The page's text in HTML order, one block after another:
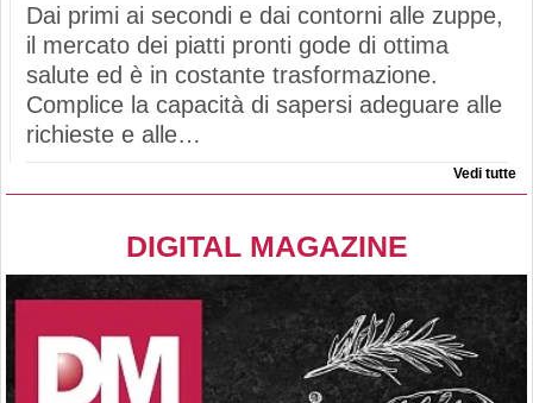
Dai primi ai secondi e dai contorni alle zuppe,
il mercato dei piatti pronti gode di ottima
salute ed è in costante trasformazione.
Complice la capacità di sapersi adeguare alle
richieste e alle…
Vedi tutte
DIGITAL MAGAZINE